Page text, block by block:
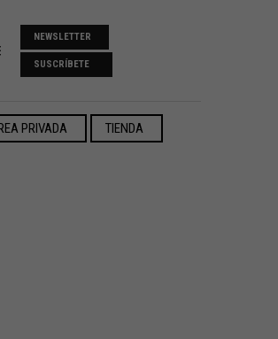
NEWSLETTER
SUSCRÍBETE
PRIVADA TIENDA